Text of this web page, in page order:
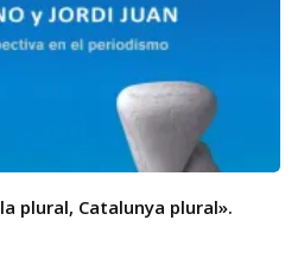
plural, Catalunya plural».